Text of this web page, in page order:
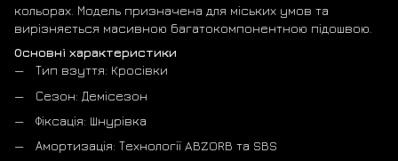
кольорах. Модель призначена для міських умов та
вирізняється масивною багатокомпонентною підошвою.
Основні характеристики
Тип взуття: Кросівки
Сезон: Демісезон
Фіксація: Шнурівка
Амортизація: Технології ABZORB та SBS